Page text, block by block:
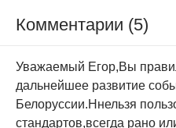
Комментарии (5)
Уважаемый Егор,Вы
дальнейшее развитие
Белоруссии.Ннельзя
стандартов,всегда рано